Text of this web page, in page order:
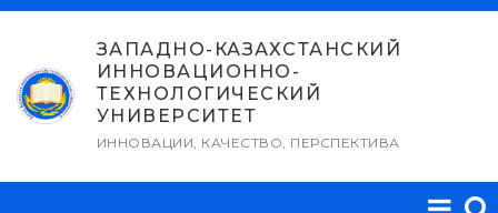
Перейти
содержимому
ЗАПАДНО-КАЗАХСТАНСКИЙ
ИННОВАЦИОННО-
ТЕХНОЛОГИЧЕСКИЙ
УНИВЕРСИТЕТ
ИННОВАЦИИ, КАЧЕСТВО, ПЕРСПЕКТИВА